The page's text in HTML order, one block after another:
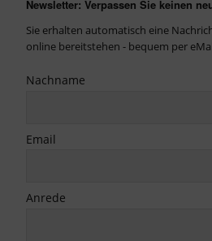
Newsletter: Verpassen Sie keinen
Sie erhalten automatisch eine
online bereitstehen - bequem per
Nachname
Email
Anrede